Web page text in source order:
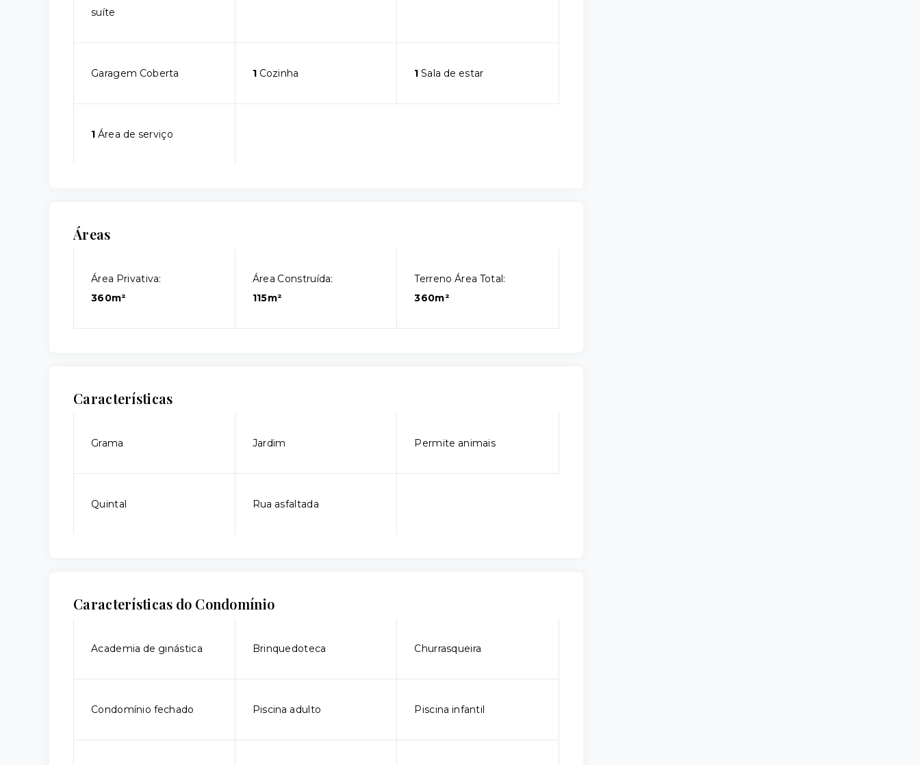
suíte
Garagem Coberta 1Cozinha 1 Sala de estar
1 Área de serviço
Áreas
Área Privativa:
360m²
Área Construída:
115m²
Terreno Área Total:
360m²
Características
Grama Jardim Permite animais
Quintal Rua asfaltada
Características do Condomínio
Academia de ginástica Brinquedoteca Churrasqueira
Condomínio fechado Piscina adulto Piscina infantil